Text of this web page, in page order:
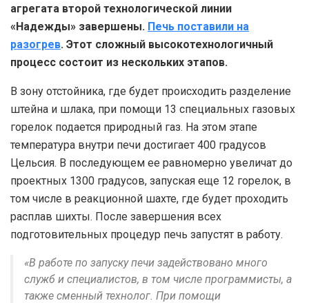
агрегата второй технологической линии
«Надежды» завершены. Печь поставили на
разогрев. Этот сложный высокотехнологичный
процесс состоит из нескольких этапов.
В зону отстойника, где будет происходить разделение
штейна и шлака, при помощи 13 специальных газовых
горелок подается природный газ. На этом этапе
температура внутри печи достигает 400 градусов
Цельсия. В последующем ее равномерно увеличат до
проектных 1300 градусов, запуская еще 12 горелок, в
том числе в реакционной шахте, где будет проходить
расплав шихты. После завершения всех
подготовительных процедур печь запустят в работу.
«В работе по запуску печи задействовано много
служб и специалистов, в том числе программисты, а
также сменный технолог. При помощи